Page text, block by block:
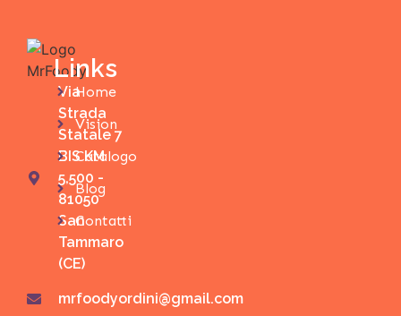
Via
Strada
Statale 7
BIS KM
5,500 -
81050
San
Tammaro
(CE)
mrfoodyordini@gmail.com
Links
Home
Vision
Catalogo
Blog
Contatti